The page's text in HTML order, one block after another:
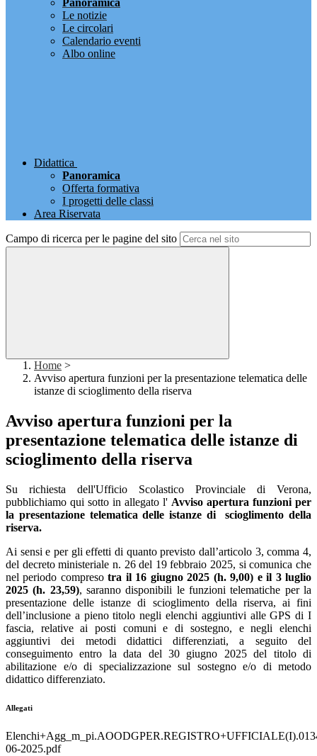
Panoramica
Le notizie
Le circolari
Calendario eventi
Albo online
Didattica
Panoramica
Offerta formativa
I progetti delle classi
Area Riservata
Campo di ricerca per le pagine del sito
Home >
Avviso apertura funzioni per la presentazione telematica delle
istanze di scioglimento della riserva
Avviso apertura funzioni per la
presentazione telematica delle istanze di
scioglimento della riserva
Su richiesta dell'Ufficio Scolastico Provinciale di Verona,
pubblichiamo qui sotto in allegato l' Avviso apertura funzioni per
la presentazione telematica delle istanze di scioglimento della
riserva.
Ai sensi e per gli effetti di quanto previsto dall’articolo 3, comma 4,
del decreto ministeriale n. 26 del 19 febbraio 2025, si comunica che
nel periodo compresotra il 16 giugno 2025 (h. 9,00) e il 3 luglio
2025 (h. 23,59), saranno disponibili le funzioni telematiche per la
presentazione delle istanze di scioglimento della riserva, ai fini
dell’inclusione a pieno titolo negli elenchi aggiuntivi alle GPS di I
fascia, relative ai posti comuni e di sostegno, e negli elenchi
aggiuntivi dei metodi didattici differenziati, a seguito del
conseguimento entro la data del 30 giugno 2025 del titolo di
abilitazione e/o di specializzazione sul sostegno e/o di metodo
didattico differenziato.
Allegati
06-2025.pdf